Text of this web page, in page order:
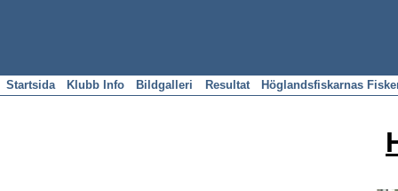
Startsida Klubb Info Bildgalleri Resultat Höglandsfiskarnas